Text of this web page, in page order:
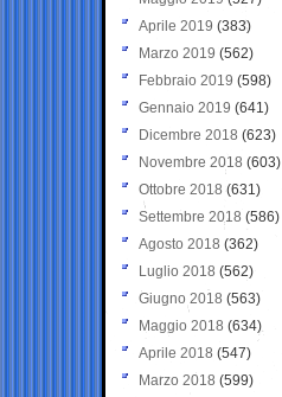
Aprile 2019 (383)
Marzo 2019 (562)
Febbraio 2019 (598)
Gennaio 2019 (641)
Dicembre 2018 (623)
Novembre 2018 (603)
Ottobre 2018 (631)
Settembre 2018 (586)
Agosto 2018 (362)
Luglio 2018 (562)
Giugno 2018 (563)
Maggio 2018 (634)
Aprile 2018 (547)
Marzo 2018 (599)